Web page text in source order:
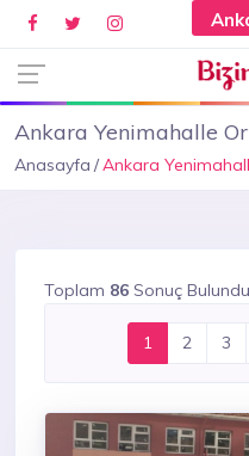
Ankara Yenimahalle
Anasayfa Ankara
Toplam 86 Sonuç
1 2 3